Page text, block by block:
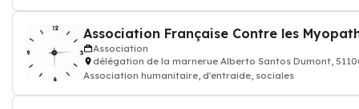
Association
délégation de la marnerue Alberto Santos Dumont,
Association humanitaire, d'entraide, sociales